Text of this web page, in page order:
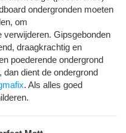
ondergronden moeten
om
verwijderen. Gipsgebonden
draagkrachtig en
poederende ondergrond
dient de ondergrond
. Als alles goed